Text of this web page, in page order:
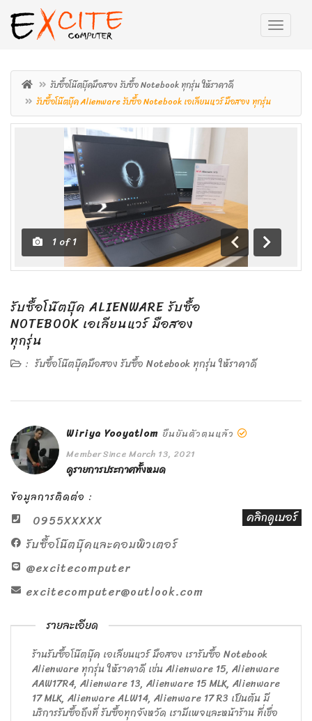
รับซื้อโน๊ตบุ๊คมือสอง รับซื้อ Notebook ทุกรุ่น ให้ราคาดี
รับซื้อโน๊ตบุ๊ค Alienware รับซื้อ Notebook เอเลียนแวร์ มือสอง ทุกรุ่น
1 of 1
ถอย เดิน
รับซื้อโน๊ตบุ๊ค ALIENWARE รับซื้อ
NOTEBOOK เอเลียนแวร์ มือสอง
ทุกรุ่น
: รับซื้อโน๊ตบุ๊คมือสอง รับซื้อ Notebook ทุกรุ่น ให้ราคาดี
Wiriya Yooyatlom ยืนยันตัวตนแล้ว
Member Since March 13, 2021
ดูรายการประกาศทั้งหมด
ข้อมูลการติดต่อ :
0955XXXXX
คลิกดูเบอร์
รับซื้อโน๊ตบุ๊คและคอมพิวเตอร์
@excitecomputer
excitecomputer@outlook.com
รายละเอียด
ร้านรับซื้อโน๊ตบุ๊ค เอเลียนแวร์ มือสอง เรารับซื้อ Notebook
Alienware ทุกรุ่น ให้ราคาดี เช่น Alienware 15, Alienware
AAW17R4, Alienware 13, Alienware 15 MLK, Alienware
17 MLK, Alienware ALW14, Alienware 17 R3 เป็นต้น มี
บริการรับซื้อถึงที่ รับซื้อทุกจังหวัด เรามีเพจและหน้าร้าน ที่เชื่อ